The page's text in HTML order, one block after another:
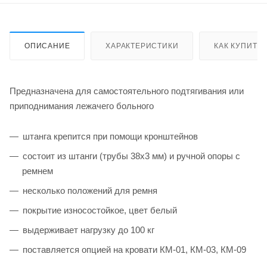
ОПИСАНИЕ ХАРАКТЕРИСТИКИ КАК КУПИТЬ
Предназначена для самостоятельного подтягивания или
приподнимания лежачего больного
штанга крепится при помощи кронштейнов
состоит из штанги (трубы 38х3 мм) и ручной опоры с
ремнем
несколько положений для ремня
покрытие износостойкое, цвет белый
выдерживает нагрузку до 100 кг
поставляется опцией на кровати КМ-01, КМ-03, КМ-09